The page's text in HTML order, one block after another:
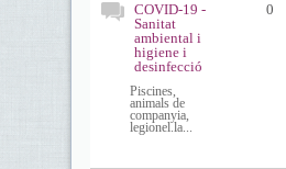
COVID-19 -
Sanitat
ambiental i
higiene i
desinfecció
Piscines,
animals de
companyia,
legionel.la...
0